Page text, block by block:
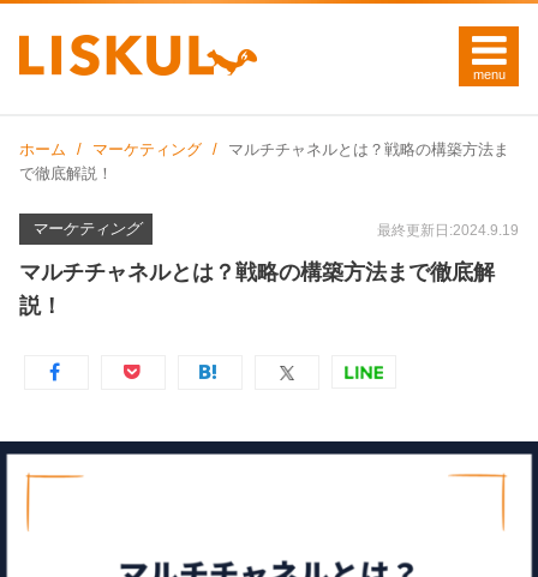
ホーム マーケティング
マルチチャネルとは？戦略の構築方法ま
で徹底解説！
マーケティング 最終更新日:2024.9.19
マルチチャネルとは？戦略の構築方法まで徹底解
説！